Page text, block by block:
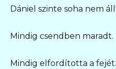
Dániel szinte soha nem
Mindig csendben maradt.
Mindig elfordította a fejét.